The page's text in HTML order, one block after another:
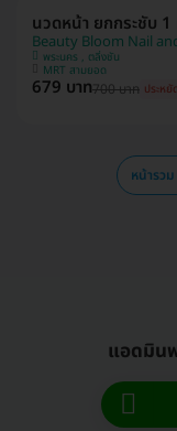
นวดหน้า ยกกระชับ 1
Beauty Bloom Nail
พระนคร , ตลิ่งชัน
MRT สามยอด
679 บาท700 บาท ประห
หน้ารว
แอดมิน